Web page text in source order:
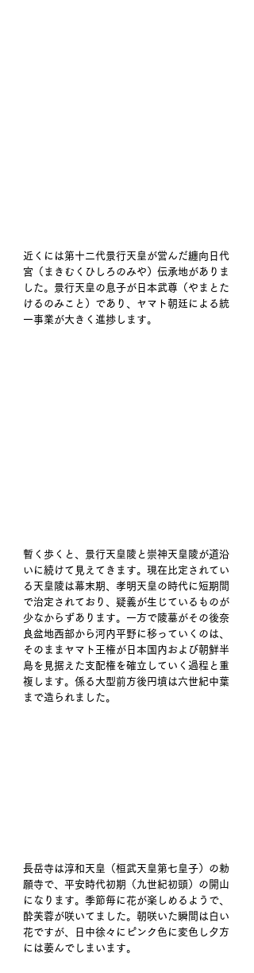
近くには第十二代景行天皇が営んだ纏向日代
宮（まきむくひしろのみや）伝承地がありま
した。景行天皇の息子が日本武尊（やまとた
けるのみこと）であり、ヤマト朝廷による統
一事業が大きく進捗します。
暫く歩くと、景行天皇陵と崇神天皇陵が道沿
いに続けて見えてきます。現在比定されてい
る天皇陵は幕末期、孝明天皇の時代に短期間
で治定されており、疑義が生じているものが
少なからずあります。一方で陵墓がその後奈
良盆地西部から河内平野に移っていくのは、
そのままヤマト王権が日本国内および朝鮮半
島を見据えた支配権を確立していく過程と重
複します。係る大型前方後円墳は六世紀中葉
まで造られました。
長岳寺は淳和天皇（桓武天皇第七皇子）の勅
願寺で、平安時代初期（九世紀初頭）の開山
になります。季節毎に花が楽しめるようで、
酔芙蓉が咲いてました。朝咲いた瞬間は白い
花ですが、日中徐々にピンク色に変色し夕方
には萎んでしまいます。